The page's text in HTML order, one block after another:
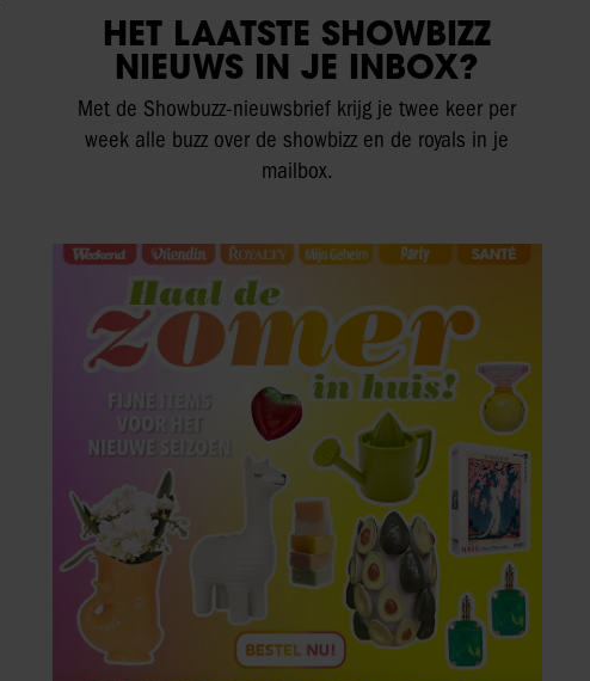
HET LAATSTE SHOWBIZZ
NIEUWS IN JE INBOX?
Met de Showbuzz-nieuwsbrief krijg je twee keer per
week alle buzz over de showbizz en de royals in je
mailbox.